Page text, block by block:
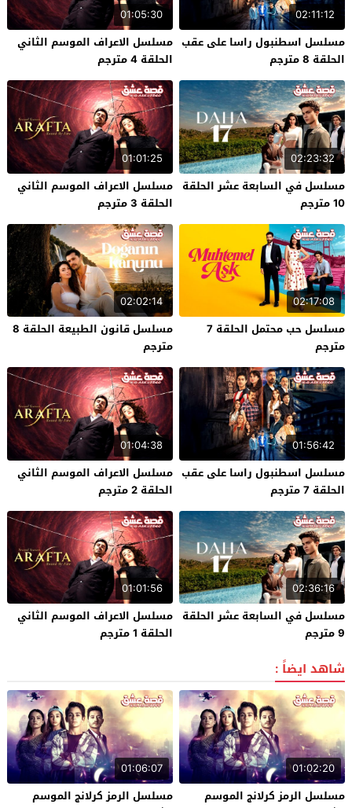
02:11:12
مسلسل اسطنبول راسا على عقب
الحلقة 8 مترجم
01:05:30
مسلسل الاعراف الموسم الثاني
الحلقة 4 مترجم
02:23:32
مسلسل في السابعة عشر الحلقة
10 مترجم
01:01:25
مسلسل الاعراف الموسم الثاني
الحلقة 3 مترجم
02:17:08
مسلسل حب محتمل الحلقة 7
مترجم
02:02:14
مسلسل قانون الطبيعة الحلقة 8
مترجم
01:56:42
مسلسل اسطنبول راسا على عقب
الحلقة 7 مترجم
01:04:38
مسلسل الاعراف الموسم الثاني
الحلقة 2 مترجم
02:36:16
مسلسل في السابعة عشر الحلقة
9 مترجم
01:01:56
مسلسل الاعراف الموسم الثاني
الحلقة 1 مترجم
شاهد ايضاً :
01:02:20
مسلسل الرمز كرلانج الموسم
01:06:07
مسلسل الرمز كرلانج الموسم